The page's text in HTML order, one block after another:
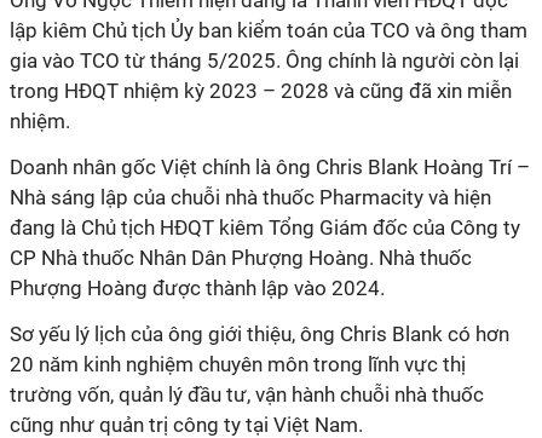
lập kiêm Chủ tịch Ủy ban kiểm toán của TCO và ông tham
gia vào TCO từ tháng 5/2025. Ông chính là người còn lại
trong HĐQT nhiệm kỳ 2023 – 2028 và cũng đã xin miễn
nhiệm.
Doanh nhân gốc Việt chính là ông Chris Blank Hoàng Trí –
Nhà sáng lập của chuỗi nhà thuốc Pharmacity và hiện
đang là Chủ tịch HĐQT kiêm Tổng Giám đốc của Công ty
CP Nhà thuốc Nhân Dân Phượng Hoàng. Nhà thuốc
Phượng Hoàng được thành lập vào 2024.
Sơ yếu lý lịch của ông giới thiệu, ông Chris Blank có hơn
20 năm kinh nghiệm chuyên môn trong lĩnh vực thị
trường vốn, quản lý đầu tư, vận hành chuỗi nhà thuốc
cũng như quản trị công ty tại Việt Nam.